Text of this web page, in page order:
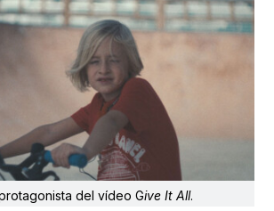
del vídeo Give It All.